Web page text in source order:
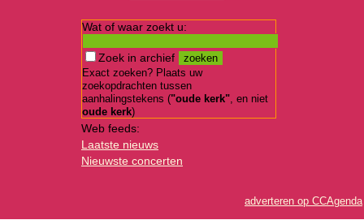
Wat of waar zoekt u:
Zoek in archief
Exact zoeken? Plaats uw
zoekopdrachten tussen
aanhalingstekens ("oude kerk", en niet
oude kerk)
Web feeds:
Laatste nieuws
Nieuwste concerten
adverteren op CCAgenda